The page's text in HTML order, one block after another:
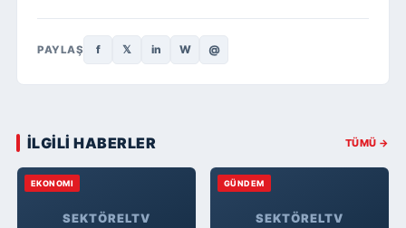
PAYLAŞ f 𝕏 in W @
İLGİLİ HABERLER TÜMÜ →
SEKTÖRELTV
EKONOMI
SEKTÖRELTV
GÜNDEM